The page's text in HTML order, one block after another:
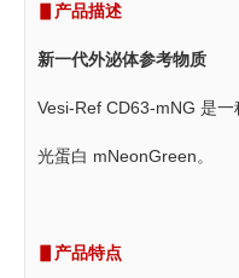
▋产品描述
新一代外泌体参考物质
Vesi-Ref CD63-mNG 是
光蛋白 mNeonGreen。
▋产品特点